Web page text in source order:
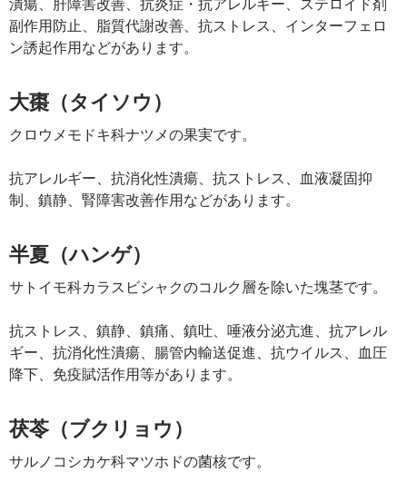
副作用防止、脂質代謝改善、抗ストレス、インターフェロ
ン誘起作用などがあります。
大棗（タイソウ）
クロウメモドキ科ナツメの果実です。
抗アレルギー、抗消化性潰瘍、抗ストレス、血液凝固抑
制、鎮静、腎障害改善作用などがあります。
半夏（ハンゲ）
サトイモ科カラスビシャクのコルク層を除いた塊茎です。
抗ストレス、鎮静、鎮痛、鎮吐、唾液分泌亢進、抗アレル
ギー、抗消化性潰瘍、腸管内輸送促進、抗ウイルス、血圧
降下、免疫賦活作用等があります。
茯苓（ブクリョウ）
サルノコシカケ科マツホドの菌核です。